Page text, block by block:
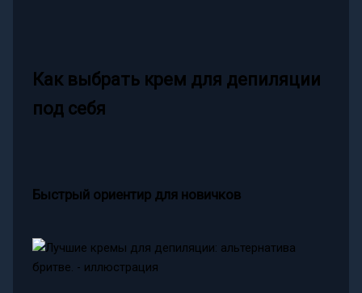
Как выбрать крем для депиляции
под себя
Быстрый ориентир для новичков